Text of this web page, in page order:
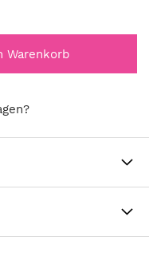
Warenkorb